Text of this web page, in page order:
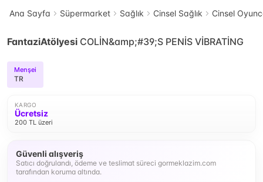
Ana Sayfa Süpermarket Sağlık Cinsel Sağlık Cinsel
FantaziAtölyesi COLİN&amp;#39;S PENİS VİBRATİNG
Menşei
TR
KARGO
Ücretsiz
200 TL üzeri
Güvenli alışveriş
Satıcı doğrulandı, ödeme ve teslimat süreci gormeklazim.com
tarafından koruma altında.